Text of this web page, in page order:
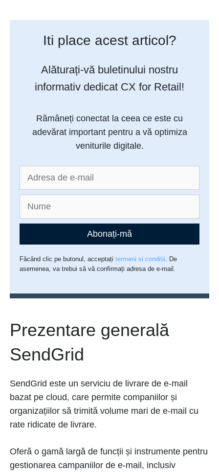
Iti place acest articol?
Alăturați-vă buletinului nostru
informativ dedicat CX for Retail!
Rămâneți conectat la ceea ce este cu
adevărat important pentru a vă optimiza
veniturile digitale.
Abonați-mă
Făcând clic pe butonul, acceptațitermeni si conditii. De
asemenea, va trebui să vă confirmați adresa de e-mail.
Prezentare generală
SendGrid
SendGrid este un serviciu de livrare de e-mail
bazat pe cloud, care permite companiilor și
organizațiilor să trimită volume mari de e-mail cu
rate ridicate de livrare.
Oferă o gamă largă de funcții și instrumente pentru
gestionarea campaniilor de e-mail, inclusiv